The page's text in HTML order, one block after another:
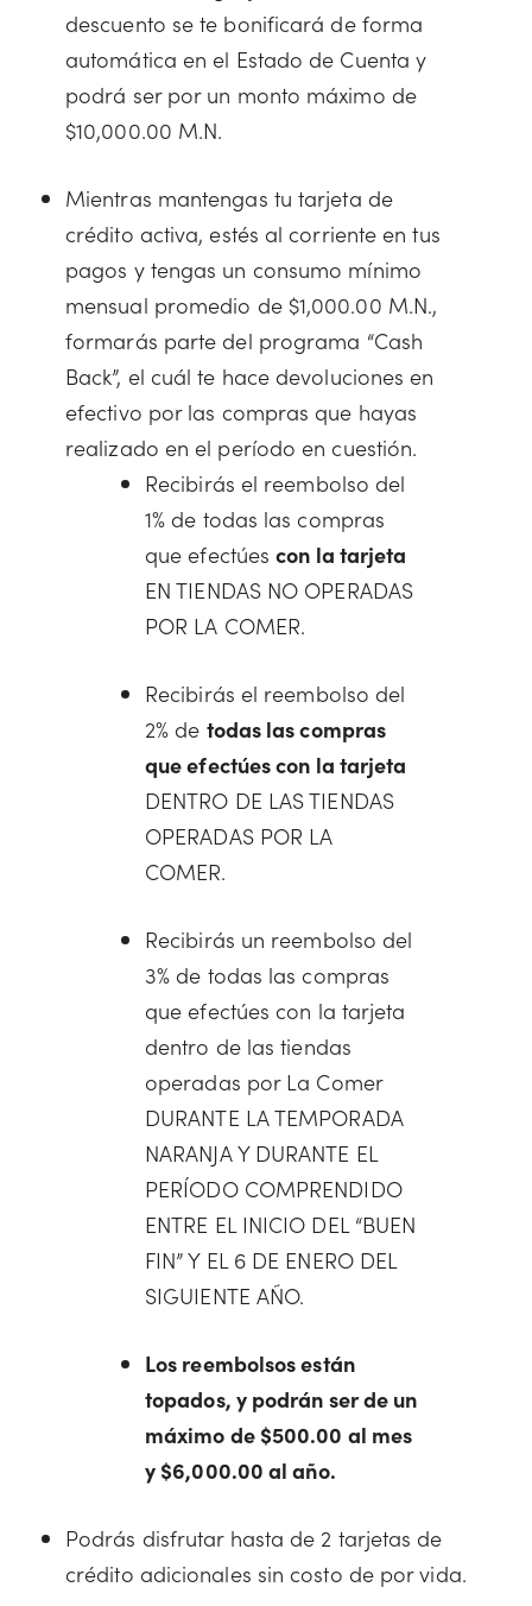
descuento se te bonificará de forma
automática en el Estado de Cuenta y
podrá ser por un monto máximo de
$10,000.00 M.N.
Mientras mantengas tu tarjeta de
crédito activa, estés al corriente en tus
pagos y tengas un consumo mínimo
mensual promedio de $1,000.00 M.N.,
formarás parte del programa “Cash
Back”, el cuál te hace devoluciones en
efectivo por las compras que hayas
realizado en el período en cuestión.
Recibirás el reembolso del
1% de todas las compras
que efectúescon la tarjeta
EN TIENDAS NO OPERADAS
POR LA COMER.
Recibirás el reembolso del
2% de todas las compras
que efectúes con la tarjeta
DENTRO DE LAS TIENDAS
OPERADAS POR LA
COMER.
Recibirás un reembolso del
3% de todas las compras
que efectúes con la tarjeta
dentro de las tiendas
operadas por La Comer
DURANTE LA TEMPORADA
NARANJA Y DURANTE EL
PERÍODO COMPRENDIDO
ENTRE EL INICIO DEL “BUEN
FIN” Y EL 6 DE ENERO DEL
SIGUIENTE AÑO.
Los reembolsos están
topados, y podrán ser de un
máximo de $500.00 al mes
y $6,000.00 al año.
Podrás disfrutar hasta de 2 tarjetas de
crédito adicionales sin costo de por vida.